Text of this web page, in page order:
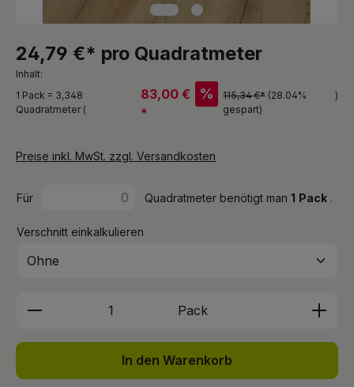
24,79 €* pro Quadratmeter
Inhalt:
1 Pack = 3,348
Quadratmeter (
83,00 €
*
% 115,34 €* (28.04%
gespart)
)
Preise inkl. MwSt. zzgl. Versandkosten
Für Quadratmeter benötigt man 1 Pack.
Verschnitt einkalkulieren
Produkt Anzahl: Gib den
Pack
In den Warenkorb